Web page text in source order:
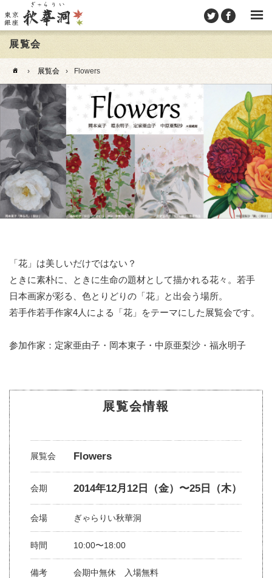
展覧会
› 展覧会 › Flowers
「花」は美しいだけではない？
ときに素朴に、ときに生命の題材として描かれる花々。若手
日本画家が彩る、色とりどりの「花」と出会う場所。
若手作若手作家4人による「花」をテーマにした展覧会です。
参加作家：定家亜由子・岡本東子・中原亜梨沙・福永明子
展覧会情報
展覧会 Flowers
会期 2014年12月12日（金）〜25日（木）
会場 ぎゃらりい秋華洞
時間 10:00〜18:00
備考 会期中無休 入場無料